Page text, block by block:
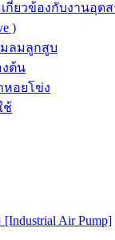
ยวข้องกับงานอุต
)
ลมลูกสูบ
งต้น
หอยโข่ง
ช้
Air Pump]